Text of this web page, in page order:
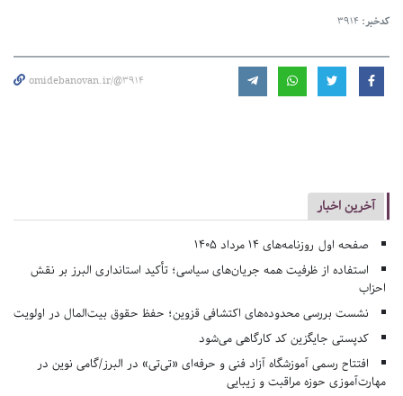
کدخبر: 3914
omidebanovan.ir/@3914
آخرین اخبار
صفحه اول روزنامه‌های 14 مرداد 1405
استفاده از ظرفیت همه جریان‌های سیاسی؛ تأکید استانداری البرز بر نقش
احزاب
نشست بررسی محدوده‌های اکتشافی قزوین؛ حفظ حقوق بیت‌المال در اولویت
کدپستی جایگزین کد کارگاهی می‌شود
افتتاح رسمی آموزشگاه آزاد فنی و حرفه‌ای «تی‌تی» در البرز/گامی نوین در
مهارت‌آموزی حوزه مراقبت و زیبایی